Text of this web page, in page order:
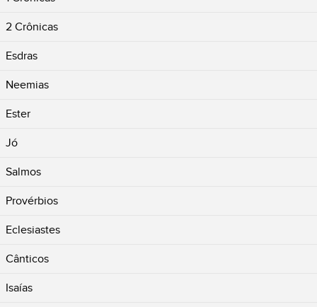
2 Crônicas
Esdras
Neemias
Ester
Jó
Salmos
Provérbios
Eclesiastes
Cânticos
Isaías